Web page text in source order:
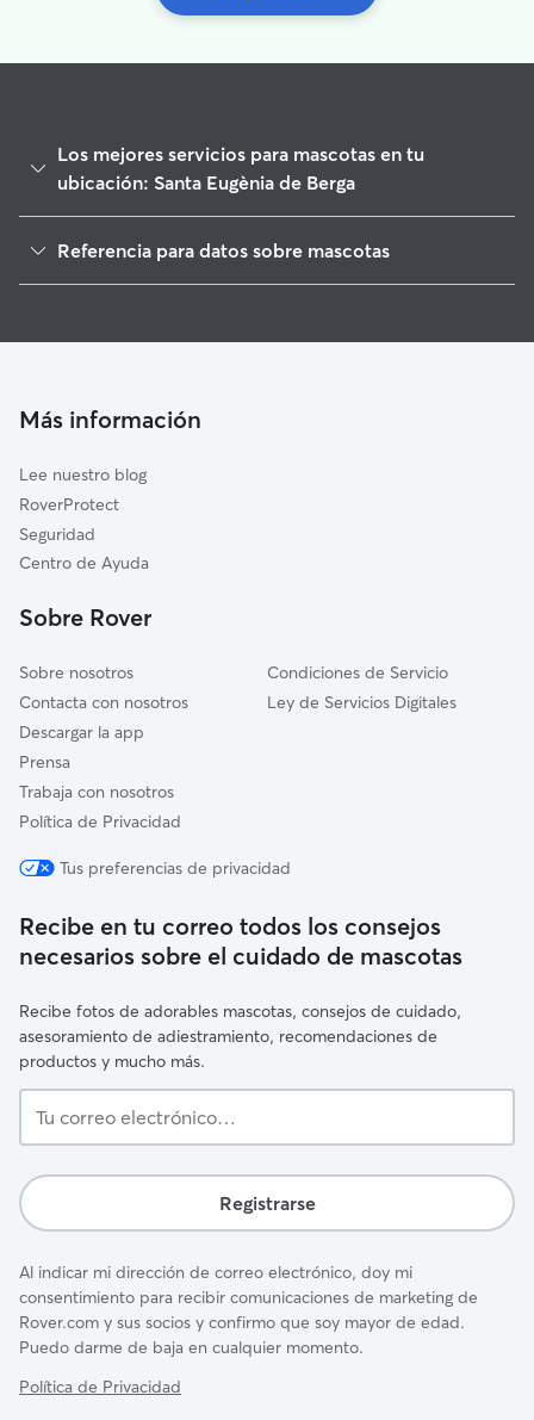
Los mejores servicios para mascotas en tu
ubicación: Santa Eugènia de Berga
Cuidado de mascota en Santa Eugènia de Berga
Guarderia Canina en Santa Eugènia de Berga
Cuidadores de Gatos en Santa Eugènia de Berga
Referencia para datos sobre mascotas
Más información
Lee nuestro blog
RoverProtect
Seguridad
Centro de Ayuda
Sobre Rover
Sobre nosotros
Contacta con nosotros
Descargar la app
Prensa
Trabaja con nosotros
Política de Privacidad
Condiciones de Servicio
Ley de Servicios Digitales
Tus preferencias de privacidad
Recibe en tu correo todos los consejos
necesarios sobre el cuidado de mascotas
Recibe fotos de adorables mascotas, consejos de cuidado,
asesoramiento de adiestramiento, recomendaciones de
productos y mucho más.
correo
Registrarse
Al indicar mi dirección de correo electrónico, doy mi
consentimiento para recibir comunicaciones de marketing de
Rover.com y sus socios y confirmo que soy mayor de edad.
Puedo darme de baja en cualquier momento.
Política de Privacidad